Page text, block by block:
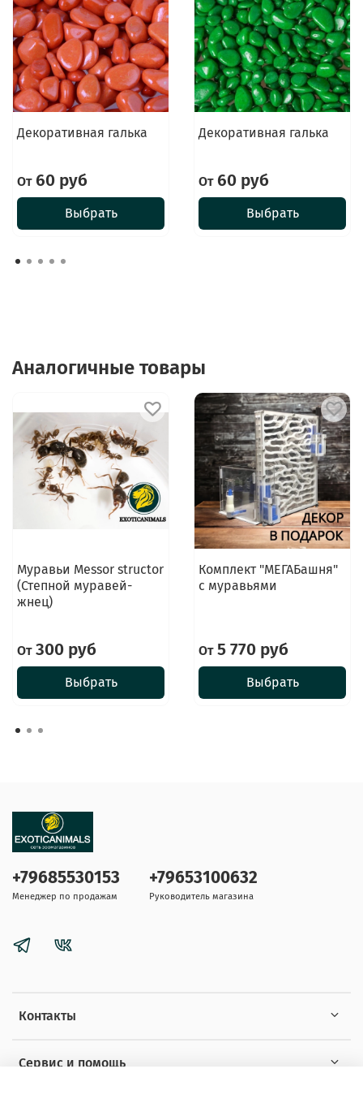
Декоративная галька
От60 руб
Выбрать
Декоративная галька
От60 руб
Выбрать
Аналогичные товары
Муравьи Messor structor
(Степной муравей-
жнец)
От300 руб
Выбрать
Комплект "МЕГАБашня"
с муравьями
От5 770 руб
Выбрать
Контакты
Сервис и помощь
+79685530153
Менеджер по продажам
+79653100632
Руководитель магазина